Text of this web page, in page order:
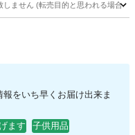
ません (転売目的と思われる場合
をいち早くお届け出来ま
ます
子供用品